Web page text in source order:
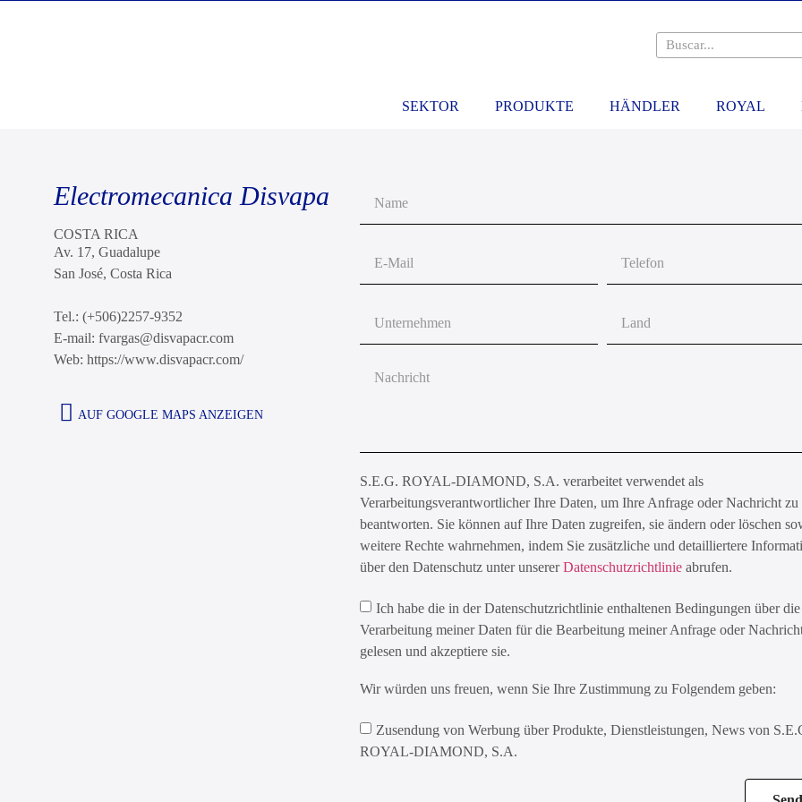
SEKTOR PRODUKTE HÄNDLER ROYAL
Electromecanica Disvapa
COSTA RICA
Av. 17, Guadalupe
San José, Costa Rica
Tel.: (+506)2257-9352
E-mail: fvargas@disvapacr.com
Web: https://www.disvapacr.com/
AUF GOOGLE MAPS ANZEIGEN
S.E.G. ROYAL-DIAMOND, S.A. verarbeitet verwendet als
Verarbeitungsverantwortlicher Ihre Daten, um Ihre Anfrage oder Nachricht zu
beantworten. Sie können auf Ihre Daten zugreifen, sie ändern oder löschen
weitere Rechte wahrnehmen, indem Sie zusätzliche und detailliertere
über den Datenschutz unter unsererDatenschutzrichtlinie abrufen.
Ich habe die in der Datenschutzrichtlinie enthaltenen Bedingungen über die
Verarbeitung meiner Daten für die Bearbeitung meiner Anfrage oder
gelesen und akzeptiere sie.
Wir würden uns freuen, wenn Sie Ihre Zustimmung zu Folgendem geben:
Zusendung von Werbung über Produkte, Dienstleistungen, News von
ROYAL-DIAMOND, S.A.